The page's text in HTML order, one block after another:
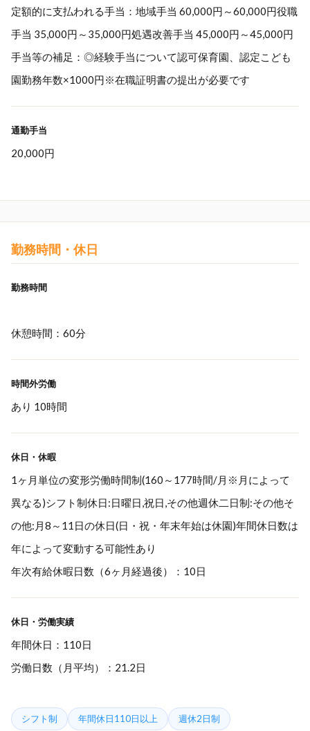
定額的に支払われる手当：地域手当 60,000円～60,000円役職
手当 35,000円～35,000円処遇改善手当 45,000円～45,000円
手当等の補足：◎経験手当について認可保育園、認定こども
園勤務年数×1000円※在職証明書の提出が必要です
通勤手当
20,000円
勤務時間・休日
勤務時間
休憩時間：60分
時間外労働
あり 10時間
休日・休暇
1ヶ月単位の変形労働時間制(160～177時間/月※月によって
異なる)シフト制休日:日曜日,祝日,その他週休二日制:その他そ
の他:月8～11日の休日(日・祝・年末年始は休園)年間休日数は
年によって変動する可能性あり
年次有給休暇日数（6ヶ月経過後）：10日
休日・労働実績
年間休日：110日
労働日数（月平均）：21.2日
シフト制 年間休日110日以上 週休2日制